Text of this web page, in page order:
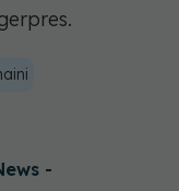
-